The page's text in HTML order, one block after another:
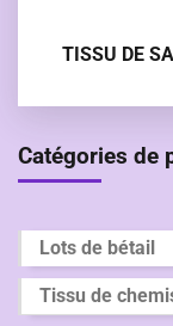
TISSU DE
Catégories de
Lots de bétail
Tissu de